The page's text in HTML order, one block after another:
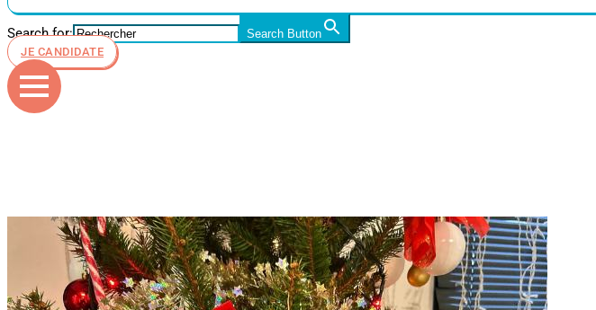
Search for:
Search Button
JE CANDIDATE